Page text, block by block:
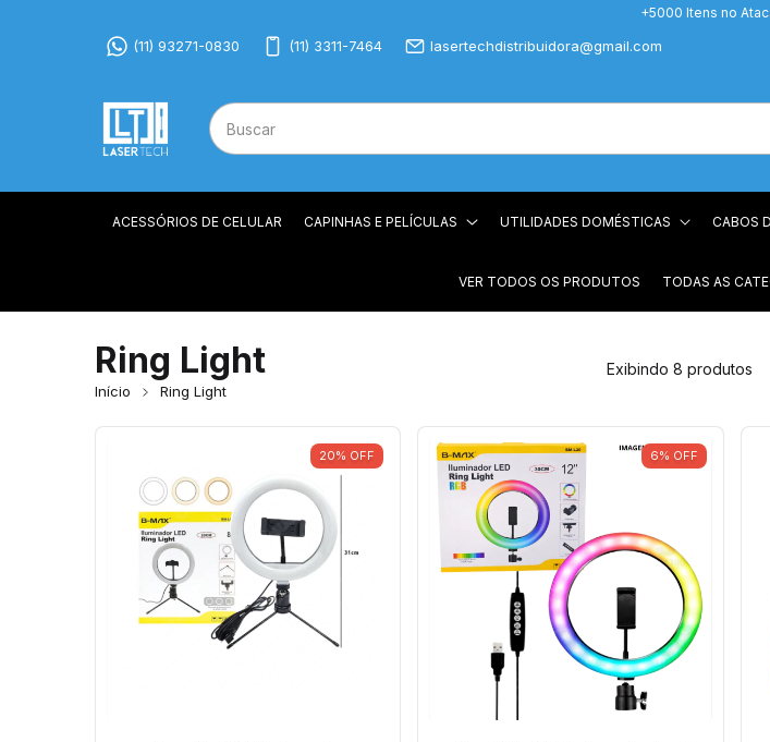
+5000 Itens no
(11) 93271-0830 (11) 3311-7464 lasertechdistribuidora@gmail.com
ACESSÓRIOS DE CELULAR CAPINHAS E PELÍCULAS UTILIDADES DOMÉSTICAS CABOS
VER TODOS OS PRODUTOS TODAS AS
Ring Light
Início Ring Light
Exibindo 8 produtos
20% OFF 6% OFF